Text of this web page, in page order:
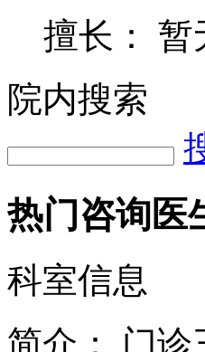
热门咨询医生